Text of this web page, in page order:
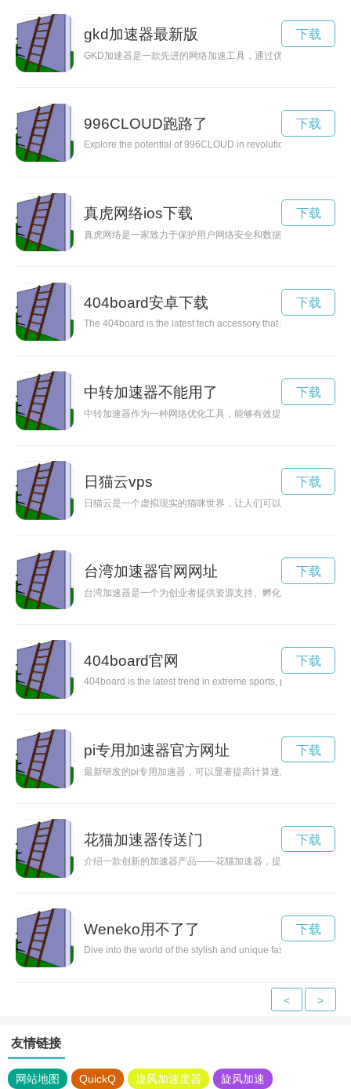
gkd加速器最新版
GKD加速器是一款先进的网络加速工具，通过优化网络信号处
下载
996CLOUD跑路了
Explore the potential of 996CLOUD in revolutionizing remote
下载
真虎网络ios下载
真虎网络是一家致力于保护用户网络安全和数据隐私的网络安
下载
404board安卓下载
The 404board is the latest tech accessory that promises to
下载
中转加速器不能用了
中转加速器作为一种网络优化工具，能够有效提升网络连接速
下载
日猫云vps
日猫云是一个虚拟现实的猫咪世界，让人们可以在其中和可爱
下载
台湾加速器官网网址
台湾加速器是一个为创业者提供资源支持、孵化服务的平台，
下载
404board官网
404board is the latest trend in extreme sports, pushing the
下载
pi专用加速器官方网址
最新研发的pi专用加速器，可以显著提高计算速度，为数字化时
下载
花猫加速器传送门
介绍一款创新的加速器产品——花猫加速器，提升网络速度的同
下载
Weneko用不了了
Dive into the world of the stylish and unique fashion brand,
下载
< >
友情链接
网站地图 QuickQ 旋风加速度器 旋风加速